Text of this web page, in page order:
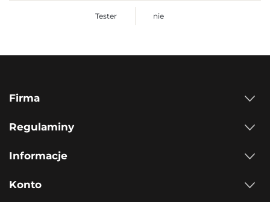
Tester nie
Firma
Regulaminy
Informacje
Konto